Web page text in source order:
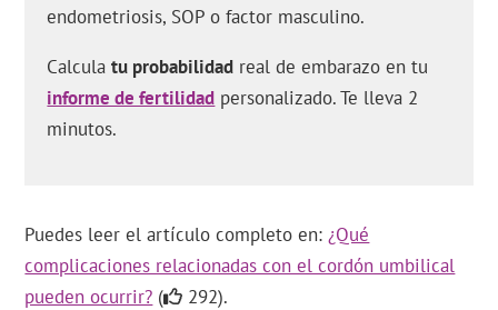
endometriosis, SOP o factor masculino.
Calculatu probabilidad real de embarazo en tu
informe de fertilidad personalizado. Te lleva 2
minutos.
Puedes leer el artículo completo en:¿Qué
complicaciones relacionadas con el cordón umbilical
pueden ocurrir? ( 292).